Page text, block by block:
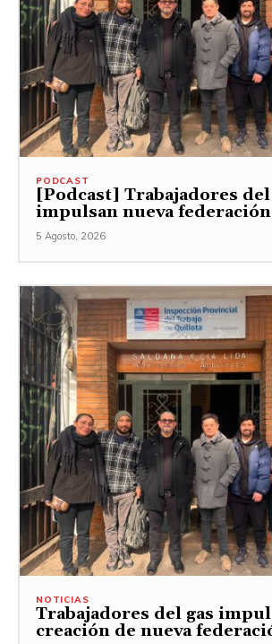
PODCAST
[Podcast] Trabajadores del
impulsan nueva federación
5 Agosto, 2026
NOTICIAS
Trabajadores del gas
creación de nueva